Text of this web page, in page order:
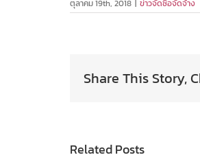
ตุลาคม 19th, 2018 ข่าวจัดซื้อจัดจ้าง
Share This Story,
Related Posts